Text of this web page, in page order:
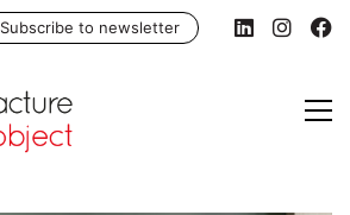
Subscribe to newsletter